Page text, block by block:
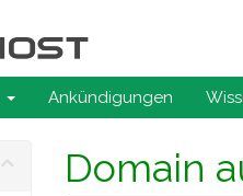
Ankündigungen
Domain